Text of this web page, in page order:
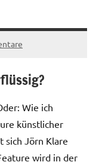
Wie ich
künstlicher
sich Jörn Klare
wird in der